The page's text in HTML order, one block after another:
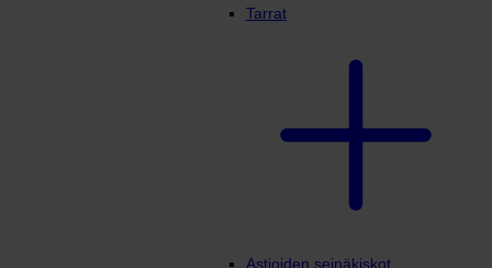
Tarrat
Astioiden seinäkiskot